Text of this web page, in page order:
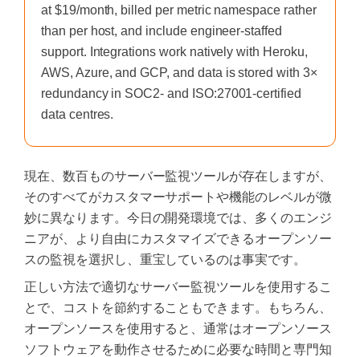
at $19/month, billed per metric namespace rather
than per host, and include engineer-staffed
support. Integrations work natively with Heroku,
AWS, Azure, and GCP, and data is stored with 3×
redundancy in SOC2- and ISO:27001-certified
data centres.
現在、数百ものサーバー監視ツールが存在しますが、
そのすべてがカスタマーサポートや機能のレベルが微
妙に異なります。今日の開発環境では、多くのエンジ
ニアが、より自由にカスタマイズできるオープンソー
スの監視を選択し、重宝しているのは事実です。
正しい方法で適切なサーバー監視ツールを使用するこ
とで、コストを節約することもできます。もちろん、
オープンソースを使用すると、通常はオープンソース
ソフトウェアを動作させるために必要な時間と専門知